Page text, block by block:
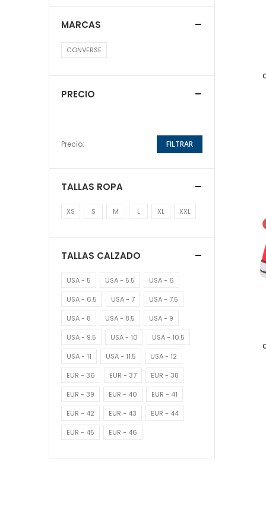
MARCAS
CONVERSE
PRECIO
Precio: FILTRAR
TALLAS ROPA
XS S M L XL XXL
TALLAS CALZADO
USA - 5 USA - 5.5
USA - 6
USA - 6.5
USA - 7
USA - 7.5
USA - 8
USA - 8.5
USA - 9
USA - 9.5
USA - 10
USA - 10.5
USA - 11
USA - 11.5
USA - 12
EUR - 36
EUR - 37
EUR - 38
EUR - 39
EUR - 40
EUR - 41
EUR - 42
EUR - 43
EUR - 44
EUR - 45
EUR - 46